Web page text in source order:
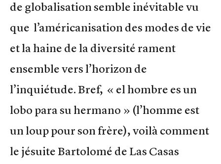
de globalisation semble inévitable vu
que l’américanisation des modes de vie
et la haine de la diversité rament
ensemble vers l’horizon de
l’inquiétude. Bref, « el hombre es un
lobo para su hermano » (l’homme est
un loup pour son frère), voilà comment
le jésuite Bartolomé de Las Casas